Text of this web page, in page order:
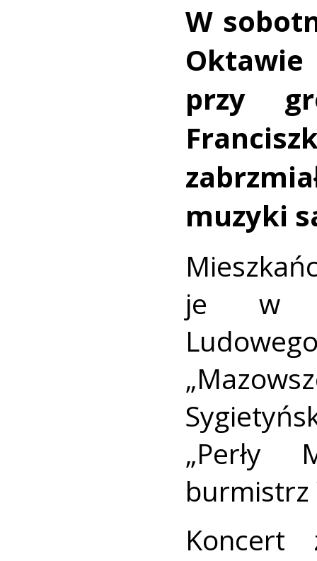
W
przy
muzyki
je w
„Perły
burmistrz
Koncert